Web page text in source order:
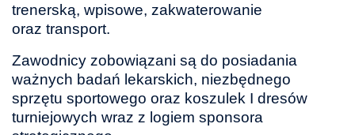
trenerską, wpisowe, zakwaterowanie
oraz transport.
Zawodnicy zobowiązani są do posiadania
ważnych badań lekarskich, niezbędnego
sprzętu sportowego oraz koszulek I dresów
turniejowych wraz z logiem sponsora